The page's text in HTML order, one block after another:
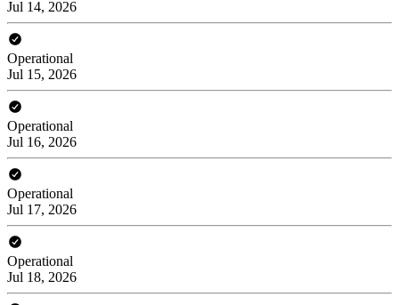
Jul 14, 2026
Operational
Jul 15, 2026
Operational
Jul 16, 2026
Operational
Jul 17, 2026
Operational
Jul 18, 2026